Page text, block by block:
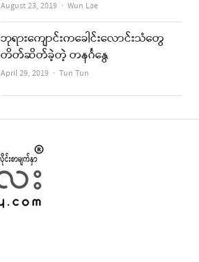
August 23, 2019 Author
Wun Lae
ဘုရားကျောင်းကခေါင်းလောင်းသံတွေ
တိတ်ဆိတ်ခဲ့တဲ့ တနင်္ဂနွေ
April 29, 2019 Author
Tun Tun